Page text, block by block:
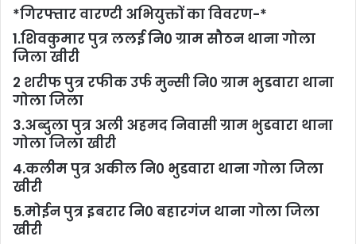
*गिरफ्तार वारण्टी अभियुक्तों का विवरण-*
1.शिवकुमार पुत्र ललई नि0 ग्राम सौठन थाना गोला
जिला खीरी
2 शरीफ पुत्र रफीक उर्फ मुन्सी नि0 ग्राम भुडवारा थाना
गोला जिला
3.अब्दुला पुत्र अली अहमद निवासी ग्राम भुडवारा थाना
गोला जिला खीरी
4.कलीम पुत्र अकील नि0 भुडवारा थाना गोला जिला
खीरी
5.मोईन पुत्र इबरार नि0 बहारगंज थाना गोला जिला
खीरी